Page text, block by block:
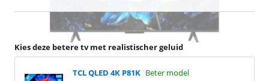
Kies deze betere tv met realistischer geluid
TCL QLED 4K P81K Beter model